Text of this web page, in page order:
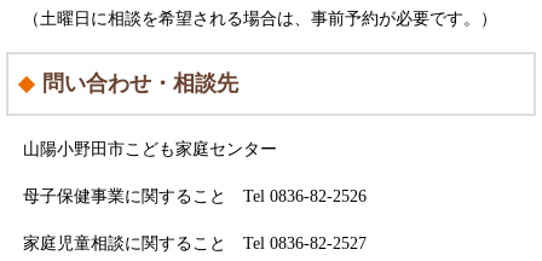
（土曜日に相談を希望される場合は、事前予約が必要です。）
問い合わせ・相談先
山陽小野田市こども家庭センター
母子保健事業に関すること Tel 0836-82-2526
家庭児童相談に関すること Tel 0836-82-2527